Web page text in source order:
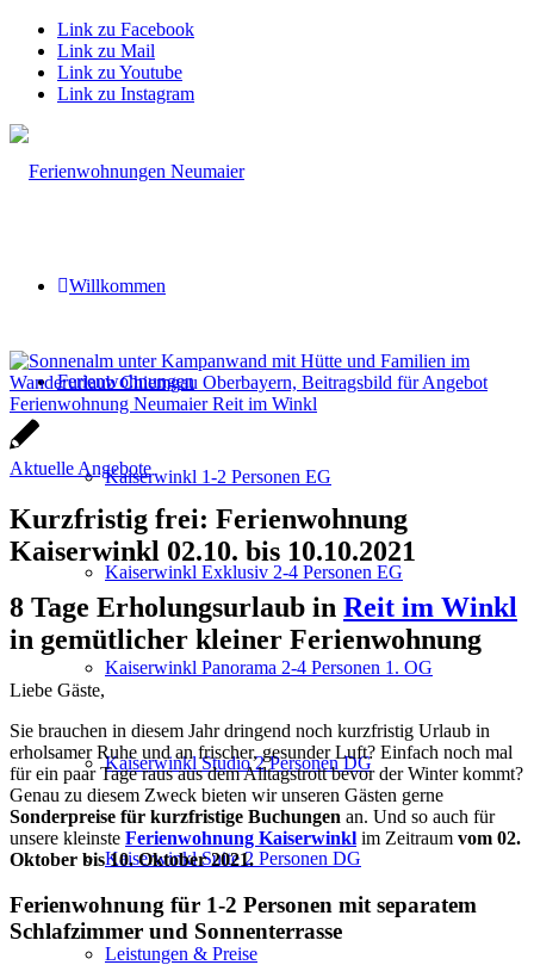
Link zu Facebook
Link zu Mail
Link zu Youtube
Link zu Instagram
Willkommen
Ferienwohnungen
Kaiserwinkl 1-2 Personen EG
Kaiserwinkl Exklusiv 2-4 Personen EG
Kaiserwinkl Panorama 2-4 Personen 1. OG
Kaiserwinkl Studio 2 Personen DG
Kaiserwinkl Suite 2 Personen DG
Leistungen & Preise
Aktuelle Angebote
Kurzfristig frei: Ferienwohnung
Kaiserwinkl 02.10. bis 10.10.2021
8 Tage Erholungsurlaub in Reit im Winkl
in gemütlicher kleiner Ferien­wohnung
Liebe Gäste,
Sie brauchen in diesem Jahr dringend noch kurzfristig Urlaub in
erholsamer Ruhe und an frischer, gesunder Luft? Einfach noch mal
für ein paar Tage raus aus dem Alltagstrott bevor der Winter kommt?
Genau zu diesem Zweck bieten wir unseren Gästen gerne
Sonderpreise für kurzfristige Buchungen an. Und so auch für
unsere kleinste Ferienwohnung Kaiserwinkl im Zeitraum vom 02.
Oktober bis 10. Oktober 2021.
Ferienwohnung für 1-2 Personen mit separatem
Schlaf­zimmer und Sonnen­terrasse